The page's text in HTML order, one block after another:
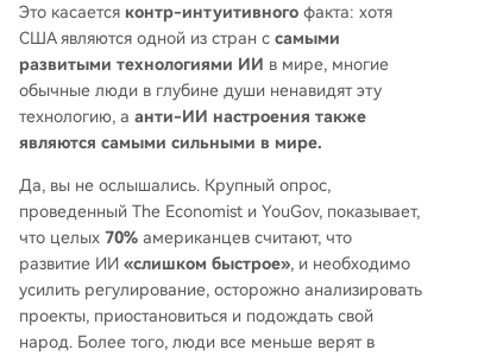
Это касается контр-интуитивного факта: хотя
США являются одной из стран с самыми
развитыми технологиями ИИ в мире, многие
обычные люди в глубине души ненавидят эту
технологию, а анти-ИИ настроения также
являются самыми сильными в мире.
Да, вы не ослышались. Крупный опрос,
проведенный The Economist и YouGov, показывает,
что целых 70% американцев считают, что
развитие ИИ «слишком быстрое», и необходимо
усилить регулирование, осторожно анализировать
проекты, приостановиться и подождать свой
народ. Более того, люди все меньше верят в